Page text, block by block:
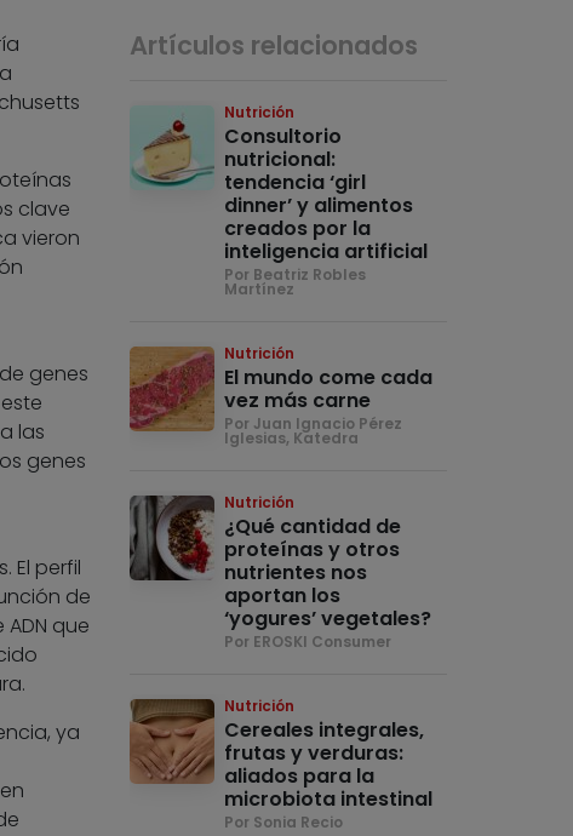
clave
vieron
genes
las
genes
El perfil
de
que
ya
Artículos relacionados
Nutrición
Consultorio
nutricional:
tendencia ‘girl
dinner’ y alimentos
creados por la
inteligencia artificial
Por Beatriz Robles
Martínez
Nutrición
El mundo come cada
vez más carne
Por Juan Ignacio Pérez
Iglesias, Katedra
Nutrición
¿Qué cantidad de
proteínas y otros
nutrientes nos
aportan los
‘yogures’ vegetales?
Por EROSKI Consumer
Nutrición
Cereales integrales,
frutas y verduras:
aliados para la
microbiota intestinal
Por Sonia Recio